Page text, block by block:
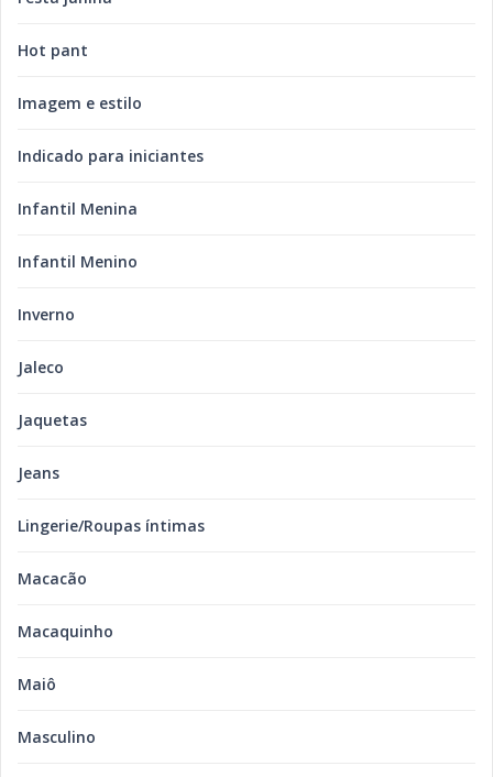
Hot pant
Imagem e estilo
Indicado para iniciantes
Infantil Menina
Infantil Menino
Inverno
Jaleco
Jaquetas
Jeans
Lingerie/Roupas íntimas
Macacão
Macaquinho
Maiô
Masculino